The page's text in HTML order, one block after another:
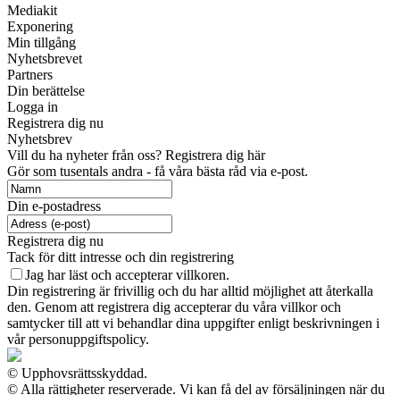
Mediakit
Exponering
Min tillgång
Nyhetsbrevet
Partners
Din berättelse
Logga in
Registrera dig nu
Nyhetsbrev
Vill du ha nyheter från oss? Registrera dig här
Gör som tusentals andra - få våra bästa råd via e-post.
Din e-postadress
Registrera dig nu
Tack för ditt intresse och din registrering
Jag har läst och accepterar villkoren.
Din registrering är frivillig och du har alltid möjlighet att återkalla
den. Genom att registrera dig accepterar du våra villkor och
samtycker till att vi behandlar dina uppgifter enligt beskrivningen i
vår personuppgiftspolicy.
© Upphovsrättsskyddad.
© Alla rättigheter reserverade. Vi kan få del av försäljningen när du